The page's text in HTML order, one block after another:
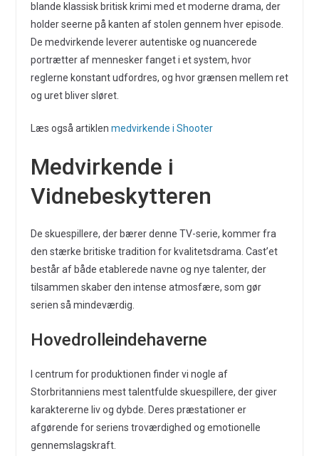
blande klassisk britisk krimi med et moderne drama, der
holder seerne på kanten af stolen gennem hver episode.
De medvirkende leverer autentiske og nuancerede
portrætter af mennesker fanget i et system, hvor
reglerne konstant udfordres, og hvor grænsen mellem ret
og uret bliver sløret.
Læs også artiklen medvirkende i Shooter
Medvirkende i
Vidnebeskytteren
De skuespillere, der bærer denne TV-serie, kommer fra
den stærke britiske tradition for kvalitetsdrama. Cast’et
består af både etablerede navne og nye talenter, der
tilsammen skaber den intense atmosfære, som gør
serien så mindeværdig.
Hovedrolleindehaverne
I centrum for produktionen finder vi nogle af
Storbritanniens mest talentfulde skuespillere, der giver
karaktererne liv og dybde. Deres præstationer er
afgørende for seriens troværdighed og emotionelle
gennemslagskraft.